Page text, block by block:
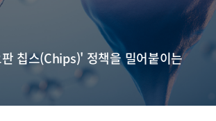
칩스(Chips)' 정책을 밀어붙이는